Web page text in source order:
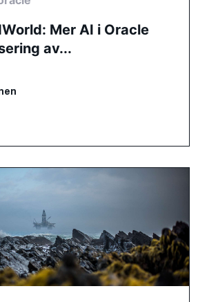
Mer AI i Oracle
av...